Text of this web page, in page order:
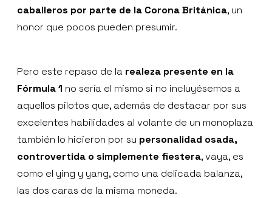
caballeros por parte de la Corona Británica, un
honor que pocos pueden presumir.
Pero este repaso de la realeza presente en la
Fórmula 1 no sería el mismo si no incluyésemos a
aquellos pilotos que, además de destacar por sus
excelentes habilidades al volante de un monoplaza
también lo hicieron por su personalidad osada,
controvertida o simplemente fiestera, vaya, es
como el ying y yang, como una delicada balanza,
las dos caras de la misma moneda.